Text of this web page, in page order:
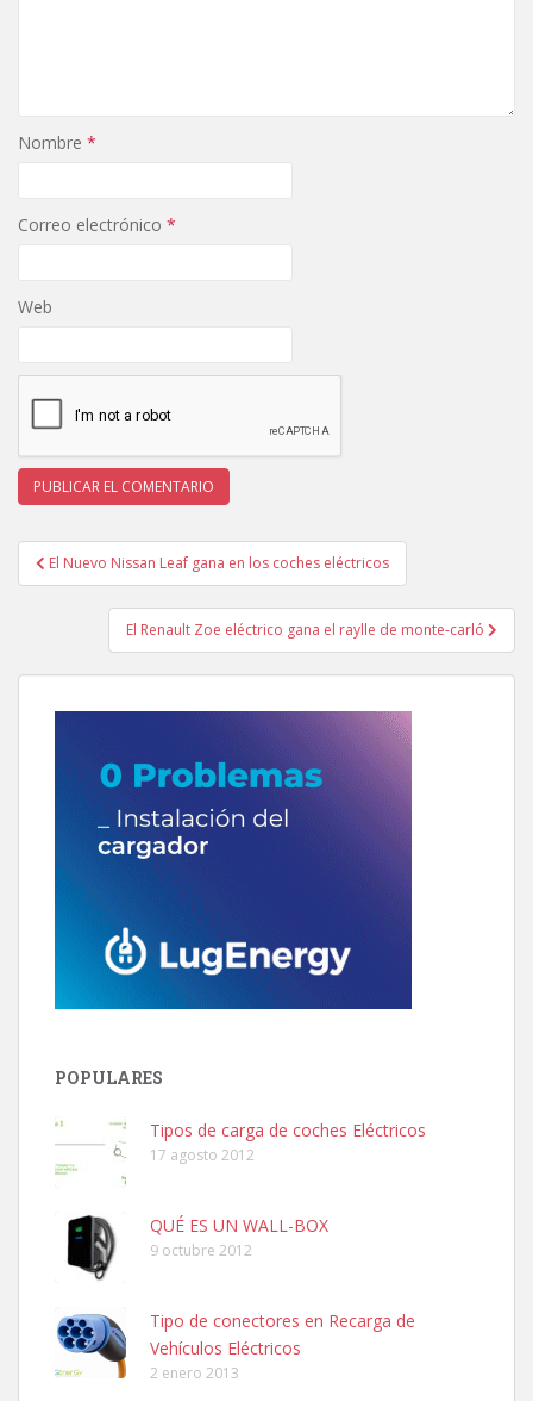
Nombre *
Correo electrónico *
Web
Navegación
de
entradas
El Nuevo Nissan Leaf gana en los coches eléctricos
El Renault Zoe eléctrico gana el raylle de monte-carló
POPULARES
Tipos de carga de coches Eléctricos
17 agosto 2012
QUÉ ES UN WALL-BOX
9 octubre 2012
Tipo de conectores en Recarga de
Vehículos Eléctricos
2 enero 2013